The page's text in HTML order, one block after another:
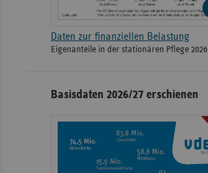
Daten zur finanziellen Belastung
Eigenanteile in der stationären Pflege 2026
Basisdaten 2026/27 erschienen